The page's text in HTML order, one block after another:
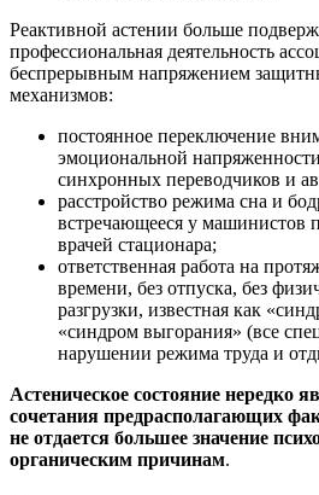
Реактивной астении больше
профессиональная деятельность
беспрерывным напряжением
механизмов:
постоянное переключение
эмоциональной
синхронных переводчиков и
расстройство режима сна и
встречающееся у машинистов
врачей стационара;
ответственная работа на
времени, без отпуска, без
разгрузки, известная как
«синдром выгорания» (все
нарушении режима труда и
Астеническое состояние нередко
сочетания предрасполагающих
не отдается большее значение
органическим причинам.